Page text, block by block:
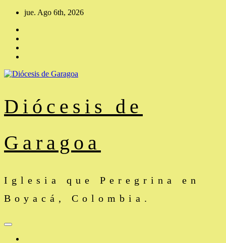
Saltar
contenido
jue. Ago 6th, 2026
Diócesis de
Garagoa
Iglesia que Peregrina en
Boyacá, Colombia.